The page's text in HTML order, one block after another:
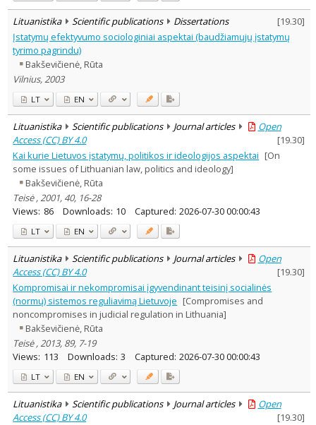
Lituanistika Scientific publications Dissertations [19.30]
Įstatymų efektyvumo sociologiniai aspektai (baudžiamųjų įstatymų
tyrimo pagrindu)
Bakševičienė, Rūta
Vilnius, 2003
LT EN
Lituanistika Scientific publications Journal articles
Open
Access (CC) BY 4.0
[19.30]
Kai kurie Lietuvos įstatymų, politikos ir ideologijos aspektai [On
some issues of Lithuanian law, politics and ideology]
Bakševičienė, Rūta
Teisė , 2001, 40, 16-28
Views: 86 Downloads: 10 Captured: 2026-07-30 00:00:43
LT EN
Lituanistika Scientific publications Journal articles
Open
Access (CC) BY 4.0
[19.30]
Kompromisai ir nekompromisai įgyvendinant teisinį socialinės
(normų) sistemos reguliavimą Lietuvoje [Compromises and
noncompromises in judicial regulation in Lithuania]
Bakševičienė, Rūta
Teisė , 2013, 89, 7-19
Views: 113 Downloads: 3 Captured: 2026-07-30 00:00:43
LT EN
Lituanistika Scientific publications Journal articles
Open
Access (CC) BY 4.0
[19.30]